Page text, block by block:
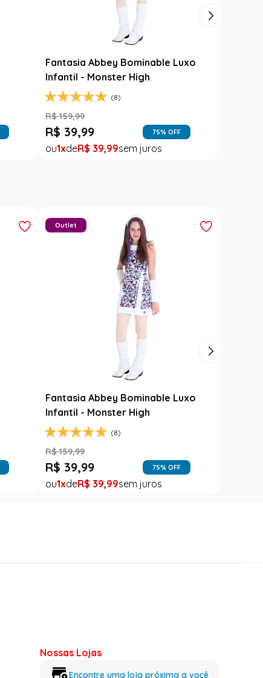
Fantasia Abbey Bominable Luxo
Infantil - Monster High
(8)
R$ 159,99
R$ 39,99 75% OFF
1 R$ 39,99
Fantasia Abbey Bominable Luxo
Infantil - Monster High
(8)
Outlet
R$ 159,99
R$ 39,99 75% OFF
1 R$ 39,99
Nossas Lojas
Encontre uma loja próxima a você